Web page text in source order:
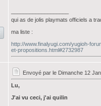
qui as de jolis playmats officiels a
ma liste :
http://www.finalyugi.com/yugioh-
et-propositions.html#2732987
Envoyé par le Dimanche 12
Lu,
J'ai vu ceci, j'ai quilin